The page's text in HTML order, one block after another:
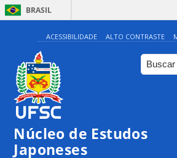
BRASIL
ACESSIBILIDADE ALTO CONTRASTE
Núcleo de Estudos
Japoneses